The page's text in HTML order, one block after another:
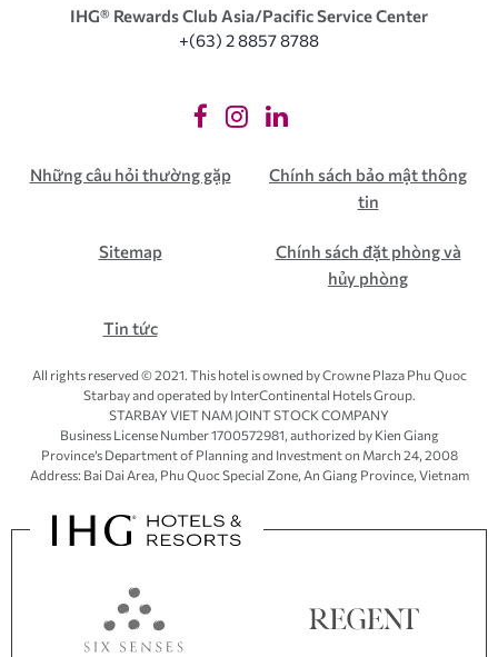
IHG®️ Rewards Club Asia/Pacific Service Center
+(63) 2 8857 8788
Những câu hỏi thường gặp
Chính sách bảo mật thông
tin
Sitemap
Chính sách đặt phòng và
hủy phòng
Tin tức
All rights reserved © 2021. This hotel is owned by Crowne Plaza Phu Quoc
Starbay and operated by InterContinental Hotels Group.
STARBAY VIET NAM JOINT STOCK COMPANY
Business License Number 1700572981, authorized by Kien Giang
Province’s Department of Planning and Investmenton March 24, 2008
Address: Bai Dai Area, Phu Quoc Special Zone, An Giang Province, Vietnam